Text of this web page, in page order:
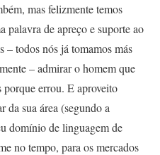
mas felizmente temos
palavra de apreço e suporte ao
todos nós já tomamos más
– admirar o homem que
errou. E aproveito
da sua área (segundo a
domínio de linguagem de
no tempo, para os mercados